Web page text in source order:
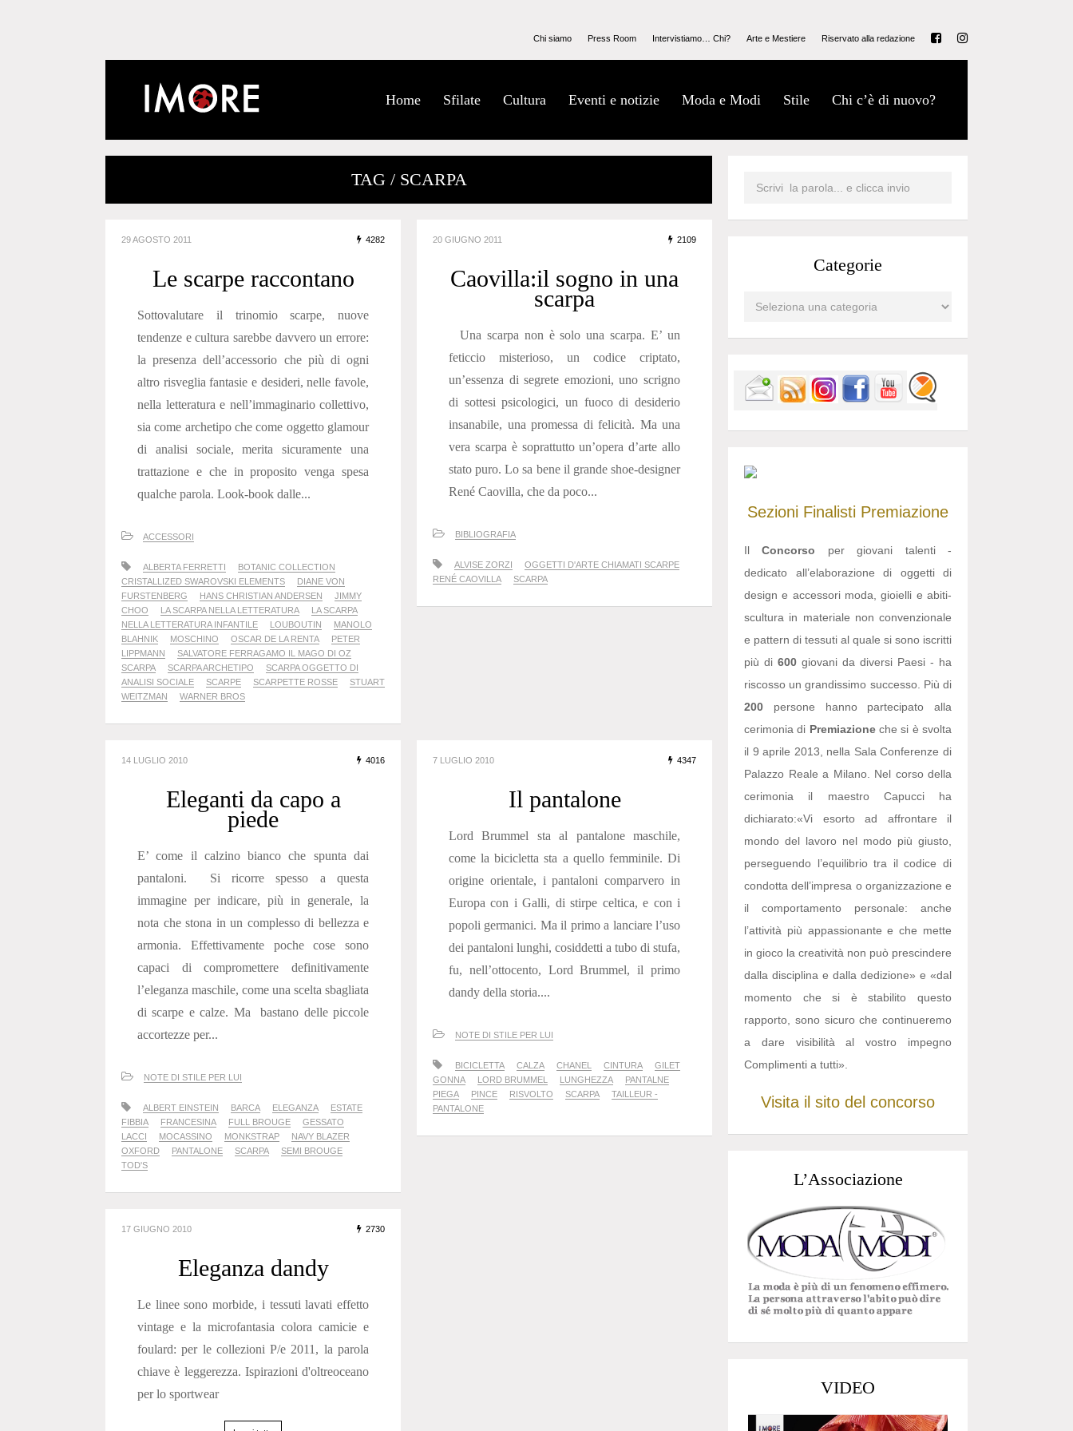
Chi siamo Press Room Intervistiamo… Chi? Arte e Mestiere Riservato alla redazione
Home Sfilate Cultura Eventi e notizie Moda e Modi Stile Chi c’è di nuovo?
TAG / SCARPA
29 AGOSTO 2011 4282
Le scarpe raccontano
Sottovalutare il trinomio scarpe, nuove
tendenze e cultura sarebbe davvero un errore:
la presenza dell’accessorio che più di ogni
altro risveglia fantasie e desideri, nelle favole,
nella letteratura e nell’immaginario collettivo,
sia come archetipo che come oggetto glamour
di analisi sociale, merita sicuramente una
trattazione e che in proposito venga spesa
qualche parola. Look-book dalle...
ACCESSORI
ALBERTA FERRETTI
BOTANIC COLLECTION
CRISTALLIZED SWAROVSKI ELEMENTS
DIANE VON
FURSTENBERG
HANS CHRISTIAN ANDERSEN
JIMMY
CHOO
LA SCARPA NELLA LETTERATURA
LA SCARPA
NELLA LETTERATURA INFANTILE
LOUBOUTIN
MANOLO
BLAHNIK
MOSCHINO OSCAR DE LA RENTA
PETER
LIPPMANN
SALVATORE FERRAGAMO IL MAGO DI OZ
SCARPA
SCARPA ARCHETIPO
SCARPA OGGETTO DI
ANALISI SOCIALE
SCARPE SCARPETTE ROSSE
STUART
WEITZMAN
WARNER BROS
20 GIUGNO 2011 2109
Caovilla:il sogno in una
scarpa
Una scarpa non è solo una scarpa. E’ un
feticcio misterioso, un codice criptato,
un’essenza di segrete emozioni, uno scrigno
di sottesi psicologici, un fuoco di desiderio
insanabile, una promessa di felicità. Ma una
vera scarpa è soprattutto un’opera d’arte allo
stato puro. Lo sa bene il grande shoe-designer
René Caovilla, che da poco...
BIBLIOGRAFIA
ALVISE ZORZI
OGGETTI D'ARTE CHIAMATI SCARPE
RENÉ CAOVILLA
SCARPA
14 LUGLIO 2010 4016
Eleganti da capo a
piede
E’ come il calzino bianco che spunta dai
pantaloni. Si ricorre spesso a questa
immagine per indicare, più in generale, la
nota che stona in un complesso di bellezza e
armonia. Effettivamente poche cose sono
capaci di compromettere definitivamente
l’eleganza maschile, come una scelta sbagliata
di scarpe e calze. Ma bastano delle piccole
accortezze per...
NOTE DI STILE PER LUI
ALBERT EINSTEIN BARCA ELEGANZA
ESTATE
FIBBIA
FRANCESINA FULL BROUGE
GESSATO
LACCI
MOCASSINO MONKSTRAP
NAVY BLAZER
OXFORD
PANTALONE SCARPA
SEMI BROUGE
TOD'S
7 LUGLIO 2010 4347
Il pantalone
Lord Brummel sta al pantalone maschile,
come la bicicletta sta a quello femminile. Di
origine orientale, i pantaloni comparvero in
Europa con i Galli, di stirpe celtica, e con i
popoli germanici. Ma il primo a lanciare l’uso
dei pantaloni lunghi, cosiddetti a tubo di stufa,
fu, nell’ottocento, Lord Brummel, il primo
dandy della storia....
NOTE DI STILE PER LUI
BICICLETTA CALZA CHANEL CINTURA
GILET
GONNA
LORD BRUMMEL LUNGHEZZA
PANTALNE
PIEGA
PINCE RISVOLTO SCARPA
TAILLEUR -
PANTALONE
17 GIUGNO 2010 2730
Eleganza dandy
Le linee sono morbide, i tessuti lavati effetto
vintage e la microfantasia colora camicie e
foulard: per le collezioni P/e 2011, la parola
chiave è leggerezza. Ispirazioni d'oltreoceano
per lo sportwear
Categorie
Sezioni Finalisti Premiazione
IlConcorso per giovani talenti -
dedicato all’elaborazione di oggetti di
design e accessori moda, gioielli e abiti-
scultura in materiale non convenzionale
e pattern di tessuti al quale si sono iscritti
più di 600 giovani da diversi Paesi - ha
riscosso un grandissimo successo. Più di
200 persone hanno partecipato alla
cerimonia di Premiazioneche si è svolta
il 9 aprile 2013, nella Sala Conferenze di
Palazzo Reale a Milano. Nel corso della
cerimonia il maestro Capucci ha
dichiarato:«Vi esorto ad affrontare il
mondo del lavoro nel modo più giusto,
perseguendo l’equilibrio tra il codice di
condotta dell’impresa o organizzazione e
il comportamento personale: anche
l’attività più appassionante e che mette
in gioco la creatività non può prescindere
dalla disciplina e dalla dedizione» e «dal
momento che si è stabilito questo
rapporto, sono sicuro che continueremo
a dare visibilità al vostro impegno
Complimenti a tutti».
Visita il sito del concorso
L’Associazione
VIDEO